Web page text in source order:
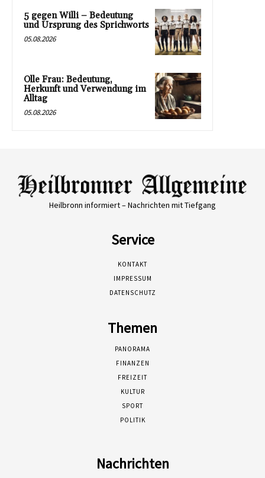
5 gegen Willi – Bedeutung
und Ursprung des Sprichworts
05.08.2026
Olle Frau: Bedeutung,
Herkunft und Verwendung im
Alltag
05.08.2026
Heilbronn informiert – Nachrichten mit Tiefgang
Service
KONTAKT
IMPRESSUM
DATENSCHUTZ
Themen
PANORAMA
FINANZEN
FREIZEIT
KULTUR
SPORT
POLITIK
Nachrichten